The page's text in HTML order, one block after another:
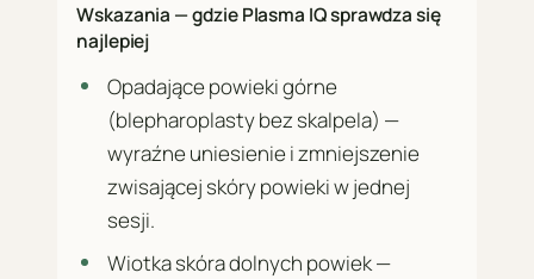
Wskazania — gdzie Plasma IQ sprawdza się
najlepiej
Opadające powieki górne
(blepharoplasty bez skalpela) —
wyraźne uniesienie i zmniejszenie
zwisającej skóry powieki w jednej
sesji.
Wiotka skóra dolnych powiek —